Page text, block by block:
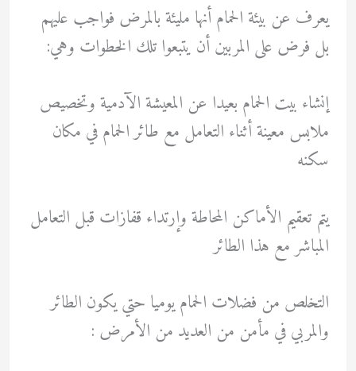
يعرف عن بيئة الحمام أنها مليئة بالمرض فواجب عليهم
بل فرض على المربين أن يتبعوا تلك الخطوات وهي:
إنشاء بيت الحمام بعيدا عن المعيشة الآدمية وتخصيص
ملابس معينة أثناء التعامل مع طائر الحمام في مكان
سكنه
يتم تعقيم الأماكن المحاطة وإرتداء قفازات قبل التعامل
المباشر مع هذا الطائر
التخلص من فضلات الحمام يوميا حتي يكون الطائر
والمربي في مأمن من العديد من الأمرض :